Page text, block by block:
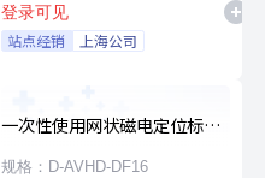
司
登录可见
站点经销 上海公司
一次性使用网状磁电定位标测
导管
规格：D-AVHD-DF16